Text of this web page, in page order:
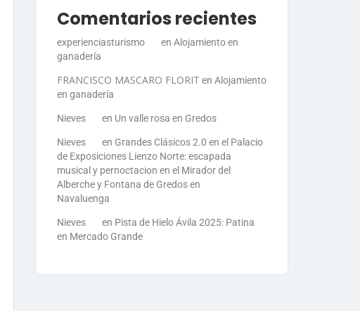
Comentarios recientes
experienciasturismo en Alojamiento en
ganadería
FRANCISCO MASCARO FLORIT en Alojamiento
en ganadería
Nieves en Un valle rosa en Gredos
Nieves en Grandes Clásicos 2.0 en el Palacio
de Exposiciones Lienzo Norte: escapada
musical y pernoctacion en el Mirador del
Alberche y Fontana de Gredos en
Navaluenga
Nieves en Pista de Hielo Ávila 2025: Patina
en Mercado Grande